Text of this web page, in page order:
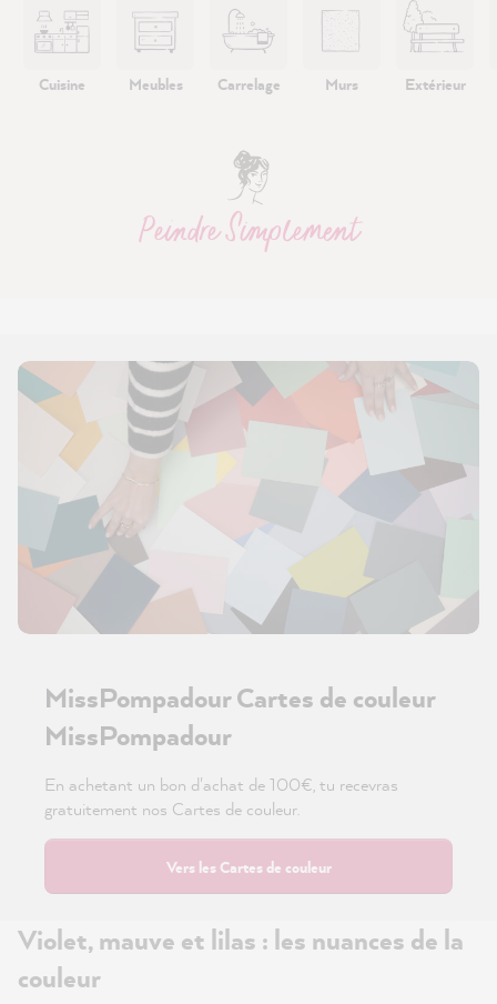
Peindre Simplement
Cuisine Meubles Carrelage Murs Extérieur
MissPompadour Cartes de couleur
MissPompadour
En achetant un bon d'achat de 100€, tu recevras
gratuitement nos Cartes de couleur.
Vers les Cartes de couleur
Violet, mauve et lilas : les nuances de la
couleur